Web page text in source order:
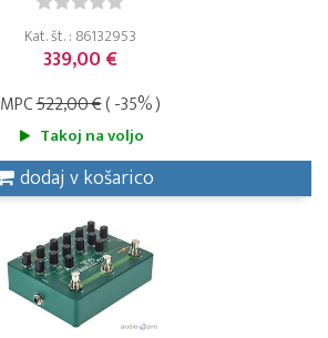
Kat. št. : 86132953
339,00 €
MPC522,00 €( -35% )
Takoj na voljo
dodaj v košarico